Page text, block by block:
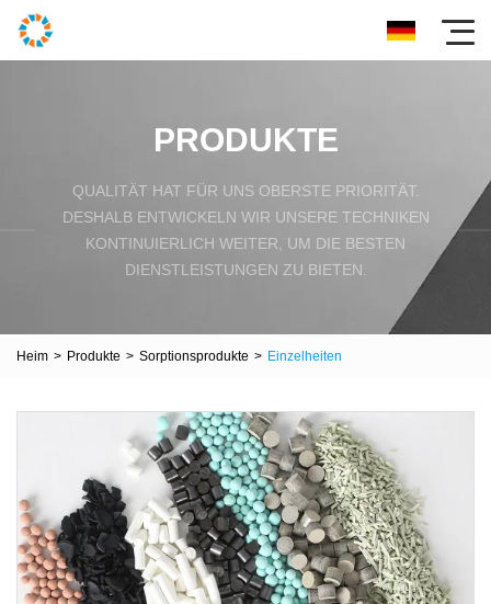
PRODUKTE
QUALITÄT HAT FÜR UNS OBERSTE PRIORITÄT.
DESHALB ENTWICKELN WIR UNSERE TECHNIKEN
KONTINUIERLICH WEITER, UM DIE BESTEN
DIENSTLEISTUNGEN ZU BIETEN.
Heim > Produkte > Sorptionsprodukte > Einzelheiten